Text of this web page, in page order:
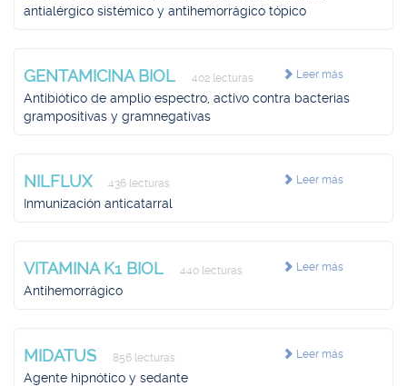
antialérgico sistémico y antihemorrágico tópico
Leer más
GENTAMICINA BIOL 402 lecturas
Antibiótico de amplio espectro, activo contra bacterias
grampositivas y gramnegativas
Leer más
NILFLUX 436 lecturas
Inmunización anticatarral
Leer más
VITAMINA K1 BIOL 440 lecturas
Antihemorrágico
Leer más
MIDATUS 856 lecturas
Agente hipnótico y sedante